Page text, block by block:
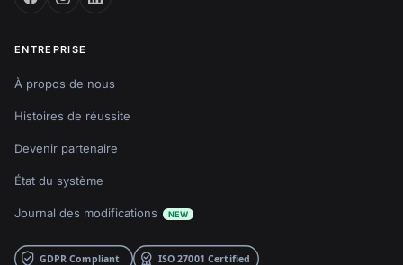
ENTREPRISE
À propos de nous
Histoires de réussite
Devenir partenaire
État du système
Journal des modifications NEW